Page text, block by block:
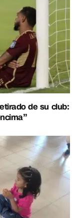
de su club: